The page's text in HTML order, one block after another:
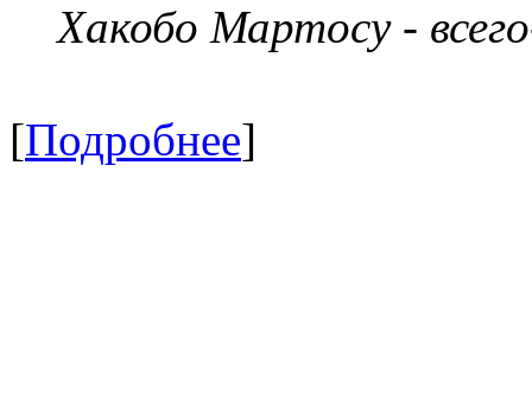
Хакобо Мартосу -
[Подробнее]